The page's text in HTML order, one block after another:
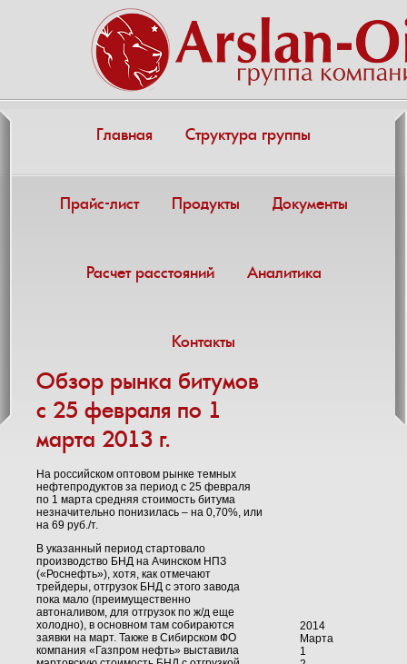
Главная Структура группы
Прайс-лист Продукты Документы
Расчет расстояний Аналитика
Контакты
Обзор рынка битумов
с 25 февраля по 1
марта 2013 г.
На российском оптовом рынке темных
нефтепродуктов за период с 25 февраля
по 1 марта средняя стоимость битума
незначительно понизилась – на 0,70%, или
на 69 руб./т.
В указанный период стартовало
производство БНД на Ачинском НПЗ
(«Роснефть»), хотя, как отмечают
трейдеры, отгрузок БНД с этого завода
пока мало (преимущественно
автоналивом, для отгрузок по ж/д еще
холодно), в основном там собираются
заявки на март. Также в Сибирском ФО
компания «Газпром нефть» выставила
2014
Марта
1